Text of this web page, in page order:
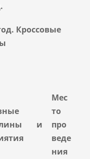
Кроссовые
и
Мес
то
про
веде
ния